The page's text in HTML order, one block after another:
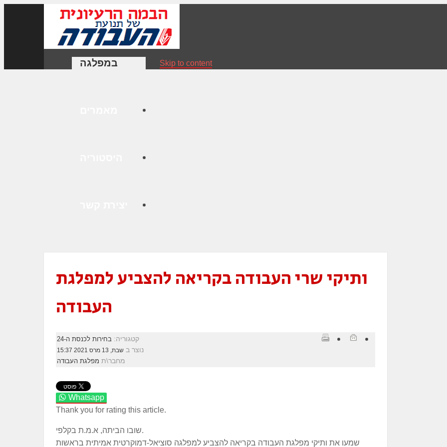
במפלגה Skip to content
ותיקי שרי העבודה בקריאה להצביע למפלגת
העבודה
קטגוריה: בחירות לכנסת ה-24
נוצר ב שבת, 13 מרס 2021 15:37
מחבר\ת מפלגת העבודה
Whatsapp
Thank you for rating this article.
שובו הביתה, א.מ.ת בקלפי.
שמעו את ותיקי מפלגת העבודה בקריאה להצביע למפלגה סוציאל-דמוקרטית אמיתית בראשות